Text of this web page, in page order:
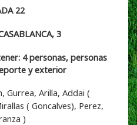
22
3
Gurrea, Arilla, Addai (
( Goncalves), Perez,
)